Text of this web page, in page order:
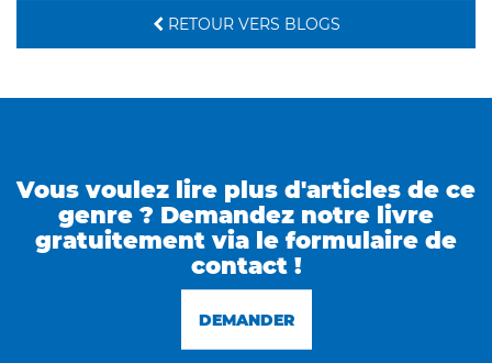
RETOUR VERS BLOGS
Vous voulez lire plus d'articles de ce
genre ? Demandez notre livre
gratuitement via le formulaire de
contact !
DEMANDER